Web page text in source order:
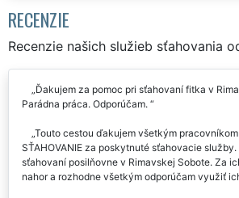
RECENZIE
Recenzie našich služieb sťahovania
Ďakujem za pomoc pri sťahovaní fitka v
Parádna práca. Odporúčam.
Touto cestou ďakujem všetkým pracovníkom
SŤAHOVANIE za poskytnuté sťahovacie
sťahovaní posilňovne v Rimavskej Sobote. Za
nahor a rozhodne všetkým odporúčam využiť